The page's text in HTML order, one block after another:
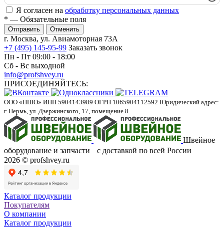
Я согласен на обработку персональных данных
* — Обязательные поля
Отменить
г. Москва, ул. Авиамоторная 73А
+7 (495) 145-95-99 Заказать звонок
Пн - Пт 09:00 - 18:00
Сб - Вс выходной
info@profshvey.ru
ПРИСОЕДИНЯЙТЕСЬ:
ООО «ПШО» ИНН 5904143989 ОГРН 1065904112592 Юридический адрес:
г. Пермь, ул. Дзержинского, 17, помещение 8
Швейное
оборудование и запчасти с доставкой по всей России
2026 © profshvey.ru
Каталог продукции
Покупателям
О компании
Каталог продукции